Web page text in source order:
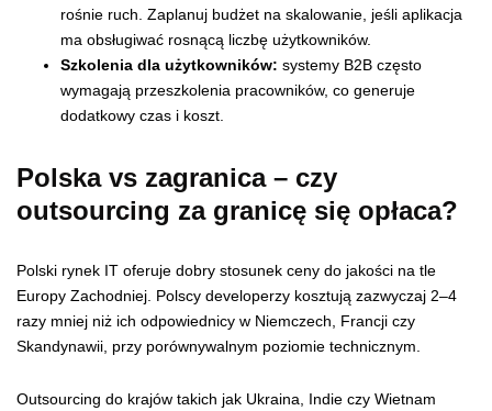
rośnie ruch. Zaplanuj budżet na skalowanie, jeśli aplikacja
ma obsługiwać rosnącą liczbę użytkowników.
Szkolenia dla użytkowników: systemy B2B często
wymagają przeszkolenia pracowników, co generuje
dodatkowy czas i koszt.
Polska vs zagranica – czy
outsourcing za granicę się opłaca?
Polski rynek IT oferuje dobry stosunek ceny do jakości na tle
Europy Zachodniej. Polscy developerzy kosztują zazwyczaj 2–4
razy mniej niż ich odpowiednicy w Niemczech, Francji czy
Skandynawii, przy porównywalnym poziomie technicznym.
Outsourcing do krajów takich jak Ukraina, Indie czy Wietnam